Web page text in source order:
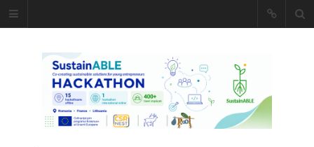
Caiet de
insemnari
DESCARCĂ!